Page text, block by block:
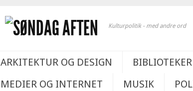
Kulturpolitik - med andre ord
ARKITEKTUR OG DESIGN BIBLIOTEKER
MEDIER OG INTERNET
MUSIK